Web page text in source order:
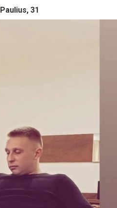
Paulius, 31